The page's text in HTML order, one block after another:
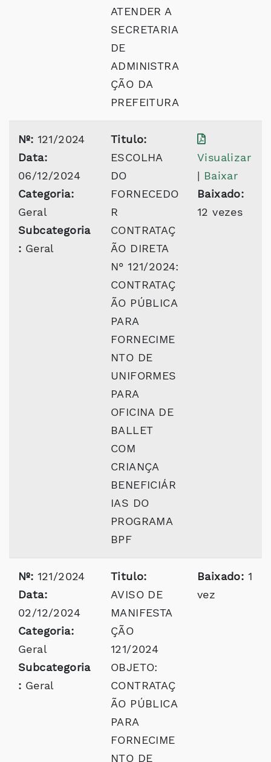
ATENDER A
SECRETARIA
DE
ADMINISTRA
ÇÃO DA
PREFEITURA
Nº: 121/2024
Data:
06/12/2024
Categoria:
Geral
Subcategoria
: Geral
Titulo:
ESCOLHA
DO
FORNECEDO
R
CONTRATAÇ
ÃO DIRETA
N° 121/2024:
CONTRATAÇ
ÃO PÚBLICA
PARA
FORNECIME
NTO DE
UNIFORMES
PARA
OFICINA DE
BALLET
COM
CRIANÇA
BENEFICIÁR
IAS DO
PROGRAMA
BPF
Visualizar
| Baixar
Baixado:
12 vezes
Nº: 121/2024
Data:
02/12/2024
Categoria:
Geral
Subcategoria
: Geral
Titulo:
AVISO DE
MANIFESTA
ÇÃO
121/2024
OBJETO:
CONTRATAÇ
ÃO PÚBLICA
PARA
FORNECIME
NTO DE
Baixado: 1
vez